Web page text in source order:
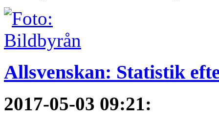
Allsvenskan: Statistik
2017-05-03 09:21 :